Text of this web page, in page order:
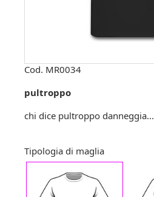
Cod. MR0034
pultroppo
chi dice pultroppo danneggia...
Tipologia di maglia